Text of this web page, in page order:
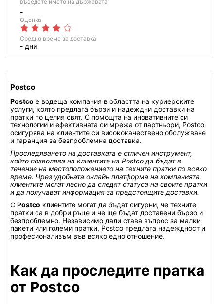
въведете името на държавата
-
Оценка
Средно време за доставка
- дни
Postco
Postco е водеща компания в областта на куриерските
услуги, която предлага бързи и надеждни доставки на
пратки по целия свят. С помощта на иновативните си
технологии и ефективната си мрежа от партньори, Postco
осигурява на клиентите си висококачествено обслужване
и гаранция за безпроблемна доставка.
Проследяването на доставката е отличен инструмент,
който позволява на клиентите на Postco да бъдат в
течение на местоположението на техните пратки по всяко
време. Чрез удобната онлайн платформа на компанията,
клиентите могат лесно да следят статуса на своите пратки
и да получават информация за предстоящите доставки.
С Postco клиентите могат да бъдат сигурни, че техните
пратки са в добри ръце и че ще бъдат доставени бързо и
безпроблемно. Независимо дали става въпрос за малки
пакети или големи пратки, Postco предлага надеждност и
професионализъм във всяко едно отношение.
Как да проследите пратка
от Postco